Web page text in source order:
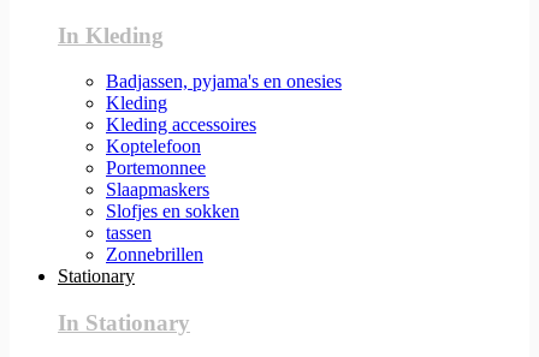
In Kleding
Badjassen, pyjama's en onesies
Kleding
Kleding accessoires
Koptelefoon
Portemonnee
Slaapmaskers
Slofjes en sokken
tassen
Zonnebrillen
Stationary
In Stationary